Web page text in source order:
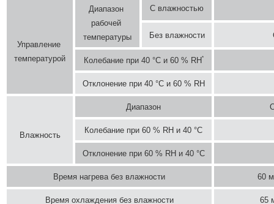
Управление
температурой
Диапазон
рабочей
температуры
С влажностью
Без влажности
Колебание при 40 °С и 60 % RH*
Отклонение при 40 °С и 60 % RH
Влажность
Диапазон
Колебание при 60 % RH и 40 °С
Отклонение при 60 % RH и 40 °С
Время нагрева без влажности 60
Время охлаждения без влажности 65